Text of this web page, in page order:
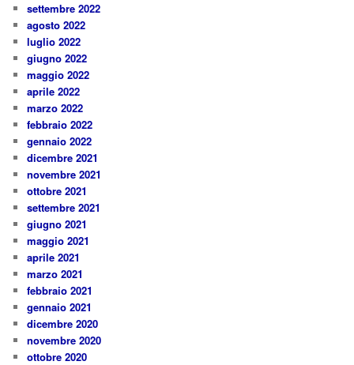
settembre 2022
agosto 2022
luglio 2022
giugno 2022
maggio 2022
aprile 2022
marzo 2022
febbraio 2022
gennaio 2022
dicembre 2021
novembre 2021
ottobre 2021
settembre 2021
giugno 2021
maggio 2021
aprile 2021
marzo 2021
febbraio 2021
gennaio 2021
dicembre 2020
novembre 2020
ottobre 2020